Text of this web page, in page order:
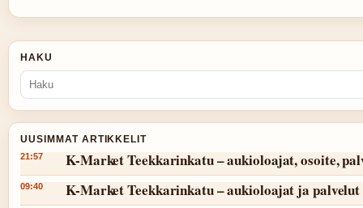
HAKU
UUSIMMAT ARTIKKELIT
21:57 K-Market Teekkarinkatu – aukioloajat, osoite,
09:40 K-Market Teekkarinkatu – aukioloajat ja palvelut